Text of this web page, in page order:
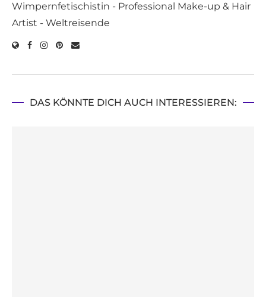
Wimpernfetischistin - Professional Make-up & Hair
Artist - Weltreisende
DAS KÖNNTE DICH AUCH INTERESSIEREN: